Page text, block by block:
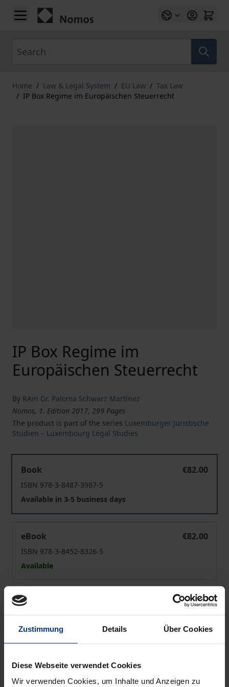
Zustimmung Details Über Cookies
Diese Webseite verwendet Cookies
Wir verwenden Cookies, um Inhalte und Anzeigen zu
Skip to Content
Home / Law & Legal System / EU Law / Tax Law
/ IP Box Regime im Europäischen Steuerrecht
IP Box Regime im
Europäischen Steuerrecht
By RAin Dr. Paloma Schwarz Martínez
Nomos, 1. Edition 2017, 299 Pages
The product is part of the series Luxemburger Juristische
Studien – Luxembourg Legal Studies
Book
€82.00
ISBN 978-3-8487-3987-5
Available in 3-5 business days
eBook
€82.00
ISBN 978-3-8452-8326-5
Available
Prices include VAT. Depending on the delivery address, VAT
Delivery cost notice